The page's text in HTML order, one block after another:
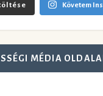
Követem
MÉDIA